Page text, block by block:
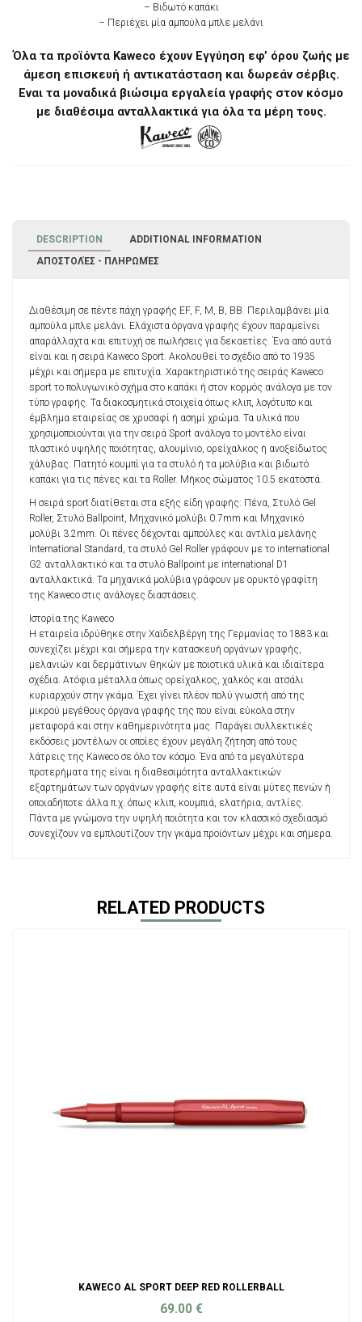
– Βιδωτό καπάκι
– Περιέχει μία αμπούλα μπλε μελάνι
Όλα τα προϊόντα Kaweco έχουν Εγγύηση εφ’ όρου ζωής με
άμεση επισκευή ή αντικατάσταση και δωρεάν σέρβις.
Eναι τα μοναδικά βιώσιμα εργαλεία γραφής στον κόσμο
με διαθέσιμα ανταλλακτικά για όλα τα μέρη τους.
DESCRIPTION
ADDITIONAL INFORMATION
ΑΠΟΣΤΟΛΈΣ - ΠΛΗΡΩΜΈΣ
Διαθέσιμη σε πέντε πάχη γραφής EF, F, M, B, BB. Περιλαμβάνει μία
αμπούλα μπλε μελάνι. Ελάχιστα όργανα γραφής έχουν παραμείνει
απαράλλαχτα και επιτυχή σε πωλήσεις για δεκαετίες. Ένα από αυτά
είναι και η σειρά Kaweco Sport. Ακολουθεί το σχέδιο από το 1935
μέχρι και σήμερα με επιτυχία. Χαρακτηριστικό της σειράς Kaweco
sport το πολυγωνικό σχήμα στο καπάκι ή στον κορμός ανάλογα με τον
τύπο γραφής. Τα διακοσμητικά στοιχεία όπως κλιπ, λογότυπο και
έμβλημα εταιρείας σε χρυσαφί ή ασημί χρώμα. Τα υλικά που
χρησιμοποιούνται για την σειρά Sport ανάλογα το μοντέλο είναι
πλαστικό υψηλής ποιότητας, αλουμίνιο, ορείχαλκος ή ανοξείδωτος
χάλυβας. Πατητό κουμπί για τα στυλό ή τα μολύβια και βιδωτό
καπάκι για τις πένες και τα Roller. Μήκος σώματος 10.5 εκατοστά.
Η σειρά sport διατίθεται στα εξής είδη γραφής: Πένα, Στυλό Gel
Roller, Στυλό Ballpoint, Μηχανικό μολύβι 0.7mm και Μηχανικό
μολύβι 3.2mm. Οι πένες δέχονται αμπούλες και αντλία μελάνης
International Standard, τα στυλό Gel Roller γράφουν με το international
G2 ανταλλακτικό και τα στυλό Ballpoint με international D1
ανταλλακτικά. Τα μηχανικά μολύβια γράφουν με ορυκτό γραφίτη
της Kaweco στις ανάλογες διαστάσεις.
Ιστορία της Kaweco
Η εταιρεία ιδρύθηκε στην Χαϊδελβέργη της Γερμανίας το 1883 και
συνεχίζει μέχρι και σήμερα την κατασκευή οργάνων γραφής,
μελανιών και δερμάτινων θηκών με ποιοτικά υλικά και ιδιαίτερα
σχέδια. Ατόφια μέταλλα όπως ορείχαλκος, χαλκός και ατσάλι
κυριαρχούν στην γκάμα. Έχει γίνει πλέον πολύ γνωστή από της
μικρού μεγέθους όργανα γραφής της που είναι εύκολα στην
μεταφορά και στην καθημερινότητα μας. Παράγει συλλεκτικές
εκδόσεις μοντέλων οι οποίες έχουν μεγάλη ζήτηση από τους
λάτρεις της Kaweco σε όλο τον κόσμο. Ένα από τα μεγαλύτερα
προτερήματα της είναι η διαθεσιμότητα ανταλλακτικών
εξαρτημάτων των οργάνων γραφής είτε αυτά είναι μύτες πενών ή
οποιαδήποτε άλλα π.χ. όπως κλιπ, κουμπιά, ελατήρια, αντλίες.
Πάντα με γνώμονα την υψηλή ποιότητα και τον κλασσικό σχεδιασμό
συνεχίζουν να εμπλουτίζουν την γκάμα προϊόντων μέχρι και σήμερα.
RELATED PRODUCTS
KAWECO AL SPORT DEEP RED ROLLERBALL
69.00 €